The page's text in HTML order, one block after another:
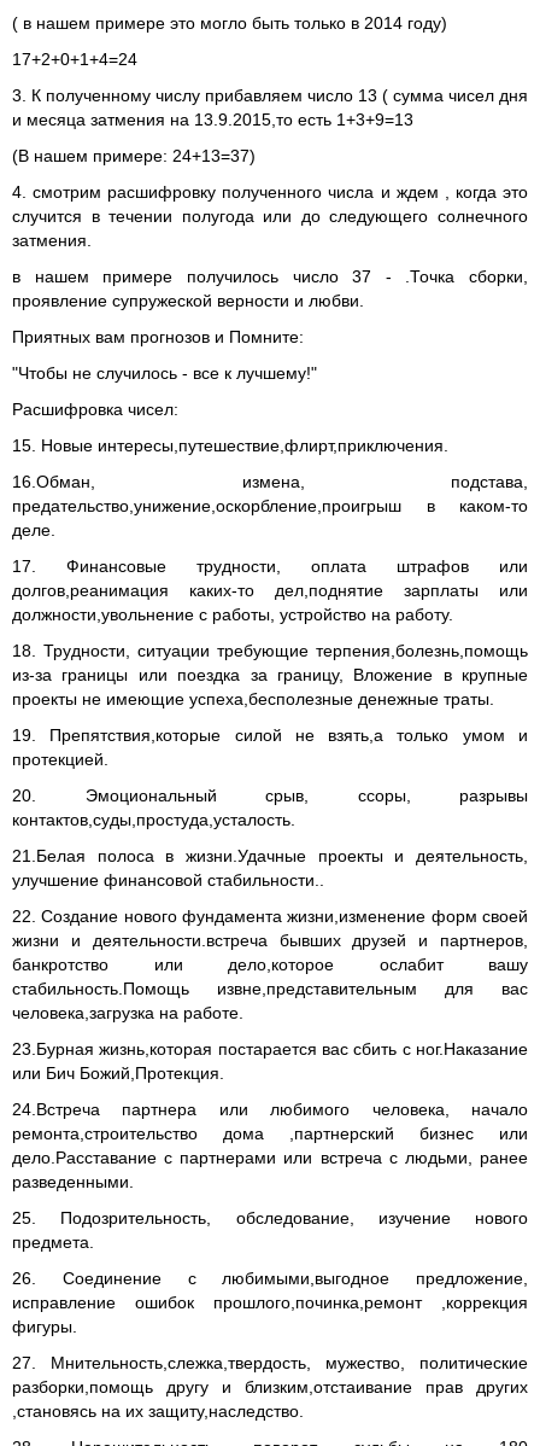
( в нашем примере это могло быть только в 2014 году)
17+2+0+1+4=24
3. К полученному числу прибавляем число 13 ( сумма чисел дня
и месяца затмения на 13.9.2015,то есть 1+3+9=13
(В нашем примере: 24+13=37)
4. смотрим расшифровку полученного числа и ждем , когда это
случится в течении полугода или до следующего солнечного
затмения.
в нашем примере получилось число 37 - .Точка сборки,
проявление супружеской верности и любви.
Приятных вам прогнозов и Помните:
"Чтобы не случилось - все к лучшему!"
Расшифровка чисел:
15. Новые интересы,путешествие,флирт,приключения.
16.Обман, измена, подстава,
предательство,унижение,оскорбление,проигрыш в каком-то
деле.
17. Финансовые трудности, оплата штрафов или
долгов,реанимация каких-то дел,поднятие зарплаты или
должности,увольнение с работы, устройство на работу.
18. Трудности, ситуации требующие терпения,болезнь,помощь
из-за границы или поездка за границу, Вложение в крупные
проекты не имеющие успеха,бесполезные денежные траты.
19. Препятствия,которые силой не взять,а только умом и
протекцией.
20. Эмоциональный срыв, ссоры, разрывы
контактов,суды,простуда,усталость.
21.Белая полоса в жизни.Удачные проекты и деятельность,
улучшение финансовой стабильности..
22. Создание нового фундамента жизни,изменение форм своей
жизни и деятельности.встреча бывших друзей и партнеров,
банкротство или дело,которое ослабит вашу
стабильность.Помощь извне,представительным для вас
человека,загрузка на работе.
23.Бурная жизнь,которая постарается вас сбить с ног.Наказание
или Бич Божий,Протекция.
24.Встреча партнера или любимого человека, начало
ремонта,строительство дома ,партнерский бизнес или
дело.Расставание с партнерами или встреча с людьми, ранее
разведенными.
25. Подозрительность, обследование, изучение нового
предмета.
26. Соединение с любимыми,выгодное предложение,
исправление ошибок прошлого,починка,ремонт ,коррекция
фигуры.
27. Мнительность,слежка,твердость, мужество, политические
разборки,помощь другу и близким,отстаивание прав других
,становясь на их защиту,наследство.